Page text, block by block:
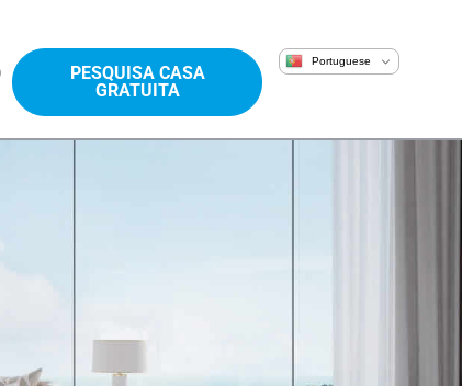
PESQUISA CASA
GRATUITA
Portuguese